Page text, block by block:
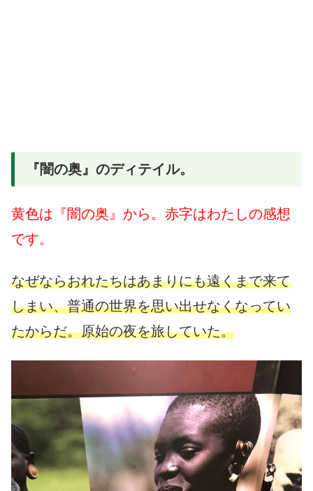
『闇の奥』のディテイル。
黄色は『闇の奥』から。赤字はわたしの感想
です。
なぜならおれたちはあまりにも遠くまで来て
しまい、普通の世界を思い出せなくなってい
たからだ。原始の夜を旅していた。